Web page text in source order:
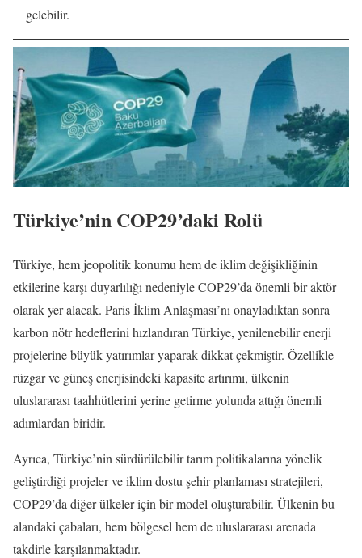
gelebilir.
Türkiye’nin COP29’daki Rolü
Türkiye, hem jeopolitik konumu hem de iklim değişikliğinin
etkilerine karşı duyarlılığı nedeniyle COP29’da önemli bir aktör
olarak yer alacak. Paris İklim Anlaşması’nı onayladıktan sonra
karbon nötr hedeflerini hızlandıran Türkiye, yenilenebilir enerji
projelerine büyük yatırımlar yaparak dikkat çekmiştir. Özellikle
rüzgar ve güneş enerjisindeki kapasite artırımı, ülkenin
uluslararası taahhütlerini yerine getirme yolunda attığı önemli
adımlardan biridir.
Ayrıca, Türkiye’nin sürdürülebilir tarım politikalarına yönelik
geliştirdiği projeler ve iklim dostu şehir planlaması stratejileri,
COP29’da diğer ülkeler için bir model oluşturabilir. Ülkenin bu
alandaki çabaları, hem bölgesel hem de uluslararası arenada
takdirle karşılanmaktadır.